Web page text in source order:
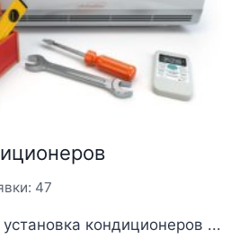
47
кондиционеров ...